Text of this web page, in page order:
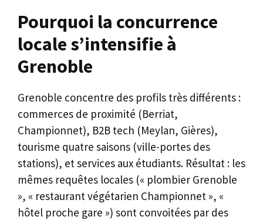
Pourquoi la concurrence
locale s’intensifie à
Grenoble
Grenoble concentre des profils très différents :
commerces de proximité (Berriat,
Championnet), B2B tech (Meylan, Gières),
tourisme quatre saisons (ville-portes des
stations), et services aux étudiants. Résultat : les
mêmes requêtes locales (« plombier Grenoble
», « restaurant végétarien Championnet », «
hôtel proche gare ») sont convoitées par des